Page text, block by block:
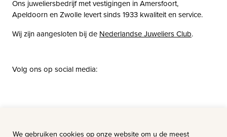
Ons juweliersbedrijf met vestigingen in Amersfoort,
Apeldoorn en Zwolle levert sinds 1933 kwaliteit en service.
Wij zijn aangesloten bij de Nederlandse Juweliers Club.
Volg ons op social media:
Vacatures
We gebruiken cookies op onze website om u de meest